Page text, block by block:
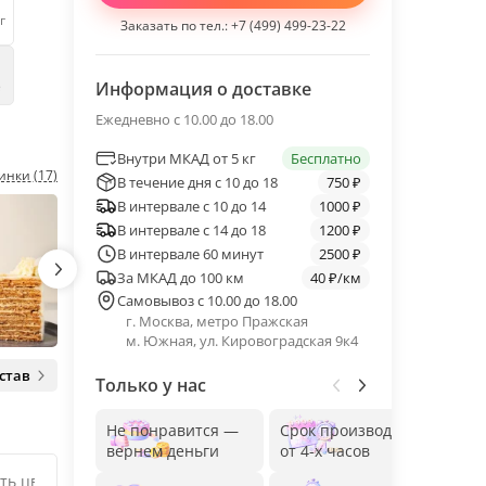
(17)
Заказать по тел.:+7 (499) 499-23-22
Информация о доставке
Ежедневно с 10.00 до 18.00
Внутри МКАД от 5 кг
Бесплатно
В течение дня с 10 до 18
750 ₽
В интервале с 10 до 14
1000 ₽
В интервале с 14 до 18
1200 ₽
В интервале 60 минут
2500 ₽
За МКАД до 100 км
40 ₽/км
Самовывоз с 10.00 до 18.00
г. Москва, метро Пражская
м. Южная, ул. Кировоградская 9к4
Только у нас
Не понравится —
вернем деньги
Срок производства
от 4-х часов